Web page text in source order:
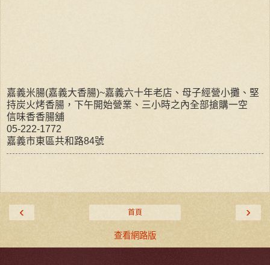
嘉義米腸(嘉義大香腸)~嘉義六十年老店、母子經營小攤、堅
持炭火烤香腸，下午開始營業、三小時之內全部搶購一空
信味香香腸舖
05-222-1772
嘉義市東區共和路84號
‹ ›
首頁
查看網路版